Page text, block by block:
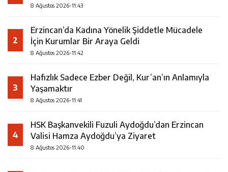
8 Ağustos 2026-11:43
2
Erzincan’da Kadına Yönelik Şiddetle Mücadele
İçin Kurumlar Bir Araya Geldi
8 Ağustos 2026-11:42
3
Hafızlık Sadece Ezber Değil, Kur’an’ın Anlamıyla
Yaşamaktır
8 Ağustos 2026-11:41
4
HSK Başkanvekili Fuzuli Aydoğdu’dan Erzincan
Valisi Hamza Aydoğdu’ya Ziyaret
8 Ağustos 2026-11:40